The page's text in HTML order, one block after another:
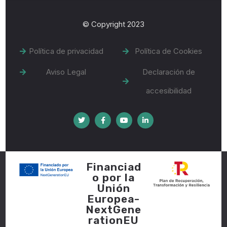
© Copyright 2023
Política de privacidad Política de Cookies
Aviso Legal
Declaración de
accesibilidad
Financiad
o por la
Unión
Europea-
NextGene
rationEU